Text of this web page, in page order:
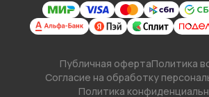
Публичная офертаПолитика
Согласие на обработку
Политика